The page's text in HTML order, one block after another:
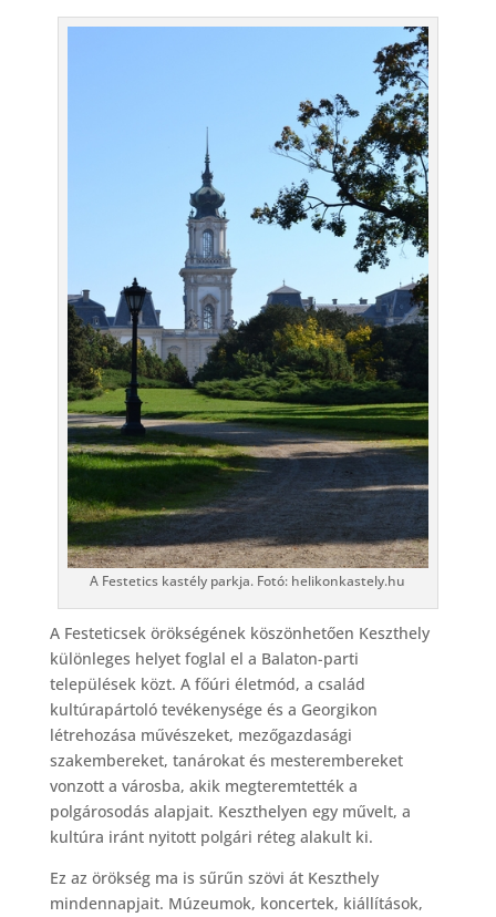
A Festetics kastély parkja. Fotó: helikonkastely.hu
A Festeticsek örökségének köszönhetően Keszthely
különleges helyet foglal el a Balaton-parti
települések közt. A főúri életmód, a család
kultúrapártoló tevékenysége és a Georgikon
létrehozása művészeket, mezőgazdasági
szakembereket, tanárokat és mesterembereket
vonzott a városba, akik megteremtették a
polgárosodás alapjait. Keszthelyen egy művelt, a
kultúra iránt nyitott polgári réteg alakult ki.
Ez az örökség ma is sűrűn szövi át Keszthely
mindennapjait. Múzeumok, koncertek, kiállítások,